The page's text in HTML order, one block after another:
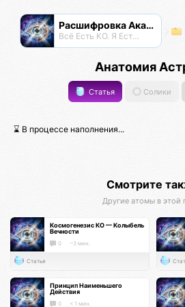
Расшифровка Акаши
Всё Есть КО. Я Есть КО.
Анатомия
Статья Солики
⌛ В процессе наполнения...
Смотрите
Другие атомы в этой
Космогенезис КО — Колыбель
Вечности
0 ~3 мин.
Статья
Принцип Наименьшего
Действия
0 < 1 мин.